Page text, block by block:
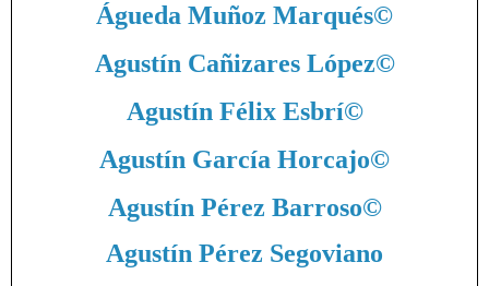
Águeda Muñoz Marqués©
Agustín Cañizares López©
Agustín Félix Esbrí©
Agustín García Horcajo©
Agustín Pérez Barroso©
Agustín Pérez Segoviano